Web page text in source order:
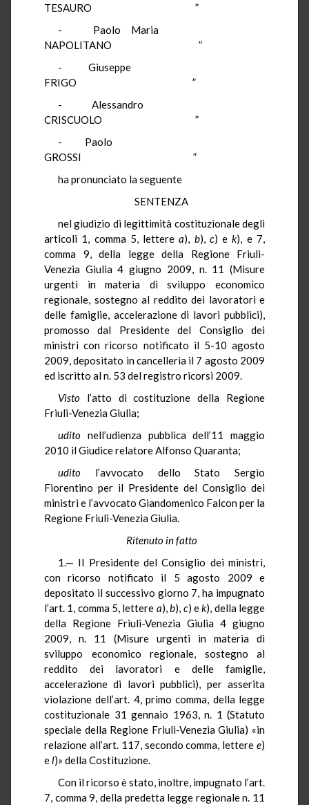
TESAURO ”
- Paolo Maria
NAPOLITANO ”
- Giuseppe
FRIGO ”
- Alessandro
CRISCUOLO ”
- Paolo
GROSSI ”
ha pronunciato la seguente
SENTENZA
nel giudizio di legittimità costituzionale degli
articoli 1, comma 5, letterea), b), c) ek), e 7,
comma 9, della legge della Regione Friuli-
Venezia Giulia 4 giugno 2009, n. 11 (Misure
urgenti in materia di sviluppo economico
regionale, sostegno al reddito dei lavoratori e
delle famiglie, accelerazione di lavori pubblici),
promosso dal Presidente del Consiglio dei
ministri con ricorso notificato il 5-10 agosto
2009, depositato in cancelleria il 7 agosto 2009
ed iscritto al n. 53 del registro ricorsi 2009.
Visto l’atto di costituzione della Regione
Friuli-Venezia Giulia;
udito nell’udienza pubblica dell’11 maggio
2010 il Giudice relatore Alfonso Quaranta;
udito l’avvocato dello Stato Sergio
Fiorentino per il Presidente del Consiglio dei
ministri e l’avvocato Giandomenico Falcon per la
Regione Friuli-Venezia Giulia.
Ritenuto in fatto
1.— Il Presidente del Consiglio dei ministri,
con ricorso notificato il 5 agosto 2009 e
depositato il successivo giorno 7, ha impugnato
l’art. 1, comma 5, lettere a),b), c) ek), della legge
della Regione Friuli-Venezia Giulia 4 giugno
2009, n. 11 (Misure urgenti in materia di
sviluppo economico regionale, sostegno al
reddito dei lavoratori e delle famiglie,
accelerazione di lavori pubblici), per asserita
violazione dell’art. 4, primo comma, della legge
costituzionale 31 gennaio 1963, n. 1 (Statuto
speciale della Regione Friuli-Venezia Giulia) «in
relazione all’art. 117, secondo comma, lettere e)
el)» della Costituzione.
Con il ricorso è stato, inoltre, impugnato l’art.
7, comma 9, della predetta legge regionale n. 11